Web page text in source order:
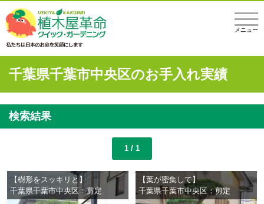
メニュー
千葉県千葉市中央区のお手入れ実績
検索結果
1 / 1
【樹形をスッキリと】
千葉県千葉市中央区：剪定
【葉が密集して】
千葉県千葉市中央区：剪定